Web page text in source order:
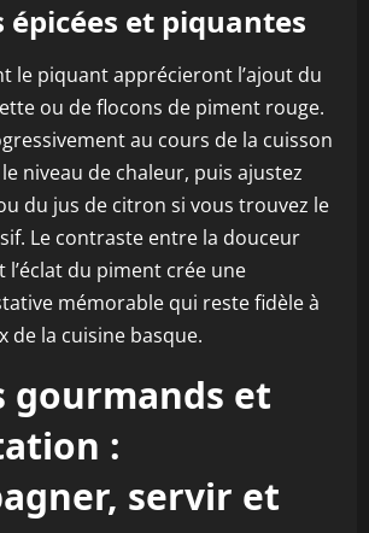
et piquantes
le piquant apprécieront l’ajout du
ou de flocons de piment rouge.
au cours de la cuisson
niveau de chaleur, puis ajustez
du jus de citron si vous trouvez le
Le contraste entre la douceur
l’éclat du piment crée une
mémorable qui reste fidèle à
de la cuisine basque.
gourmands et
:
servir et